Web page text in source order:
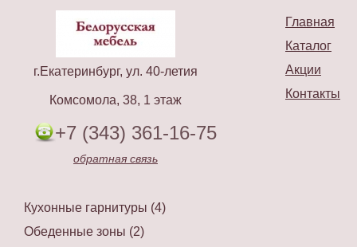
Главная
Каталог
Акции
Контакты
г.Екатеринбург, ул. 40-летия
Комсомола, 38, 1 этаж
+7 (343) 361-16-75
обратная связь
Кухонные гарнитуры (4)
Обеденные зоны (2)